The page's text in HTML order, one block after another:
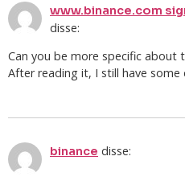
www.binance.com
disse:
Can you be more specific about
After reading it, I still have
binance disse: